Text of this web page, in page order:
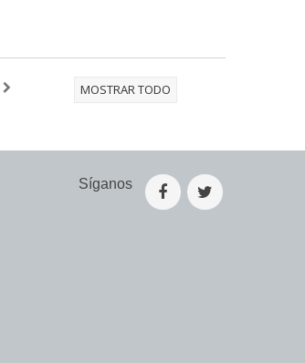
MOSTRAR TODO
Síganos